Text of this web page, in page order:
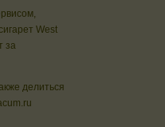
West
за
делиться